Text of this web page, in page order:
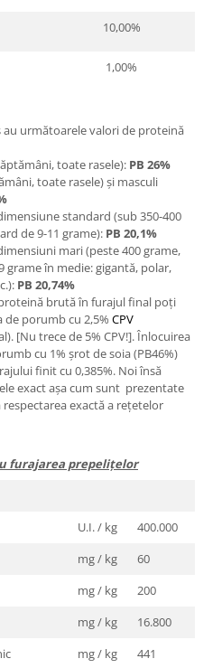
10,00%
1,00%
au următoarele valori de proteină
toate rasele): PB 26%
toate rasele) şi masculi
standard (sub 350-400
de 9-11 grame): PB 20,1%
mari (peste 400 grame,
grame în medie: gigantă, polar,
PB 20,74%
brută în furajul final poţi
porumb cu 2,5% CPV
[Nu trece de 5% CPV!]. Înlocuirea
cu 1% şrot de soia (PB46%)
finit cu 0,385%. Noi însă
exact aşa cum sunt prezentate
exactă a reţetelor
furajarea prepeliţelor
U.I. / kg
400.000
mg / kg
60
mg / kg
200
mg / kg
16.800
mg / kg
441